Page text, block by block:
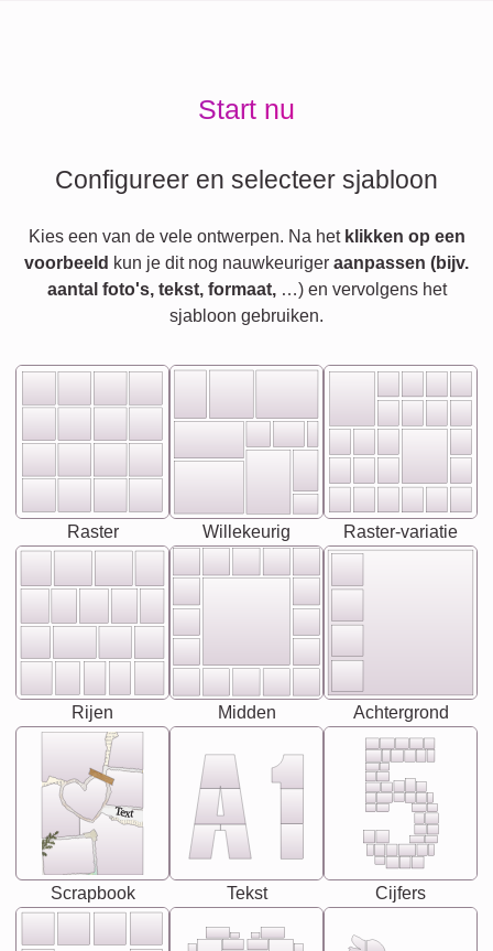
Start nu
Configureer en selecteer sjabloon
Kies een van de vele ontwerpen. Na het klikken op een
voorbeeld kun je dit nog nauwkeuriger aanpassen (bijv.
aantal foto's, tekst, formaat,…) en vervolgens het
sjabloon gebruiken.
Raster Willekeurig Raster-variatie
Rijen Midden Achtergrond
Text
Scrapbook Tekst Cijfers